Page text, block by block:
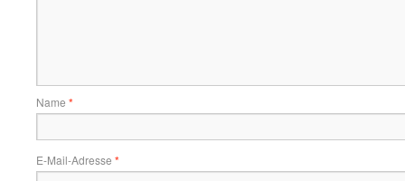
Name *
E-Mail-Adresse *